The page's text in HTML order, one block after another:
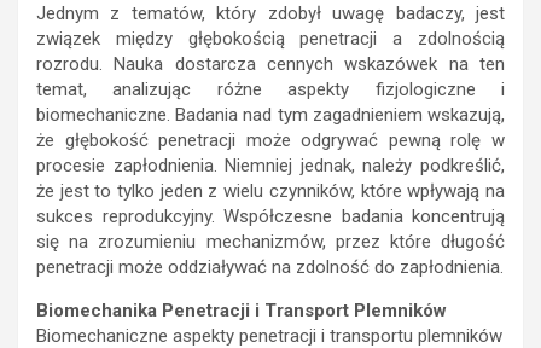
Jednym z tematów, który zdobył uwagę badaczy, jest
związek między głębokością penetracji a zdolnością
rozrodu. Nauka dostarcza cennych wskazówek na ten
temat, analizując różne aspekty fizjologiczne i
biomechaniczne. Badania nad tym zagadnieniem wskazują,
że głębokość penetracji może odgrywać pewną rolę w
procesie zapłodnienia. Niemniej jednak, należy podkreślić,
że jest to tylko jeden z wielu czynników, które wpływają na
sukces reprodukcyjny. Współczesne badania koncentrują
się na zrozumieniu mechanizmów, przez które długość
penetracji może oddziaływać na zdolność do zapłodnienia.
Biomechanika Penetracji i Transport Plemników
Biomechaniczne aspekty penetracji i transportu plemników